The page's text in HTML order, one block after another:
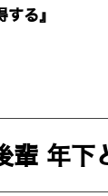
る』
年下